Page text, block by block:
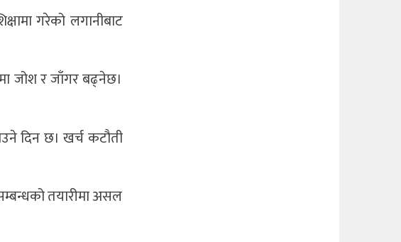
गरेको लगानीबाट
जोश र जाँगर बढ्नेछ।
दिन छ। खर्च कटौती
तयारीमा असल